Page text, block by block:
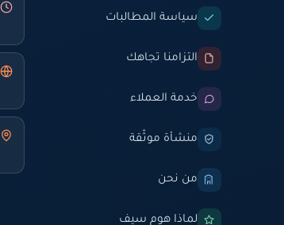
سياسة المطالبات
التزامنا تجاهك
خدمة العملاء
منشأة موثّقة
من نحن
لماذا هوم سيف